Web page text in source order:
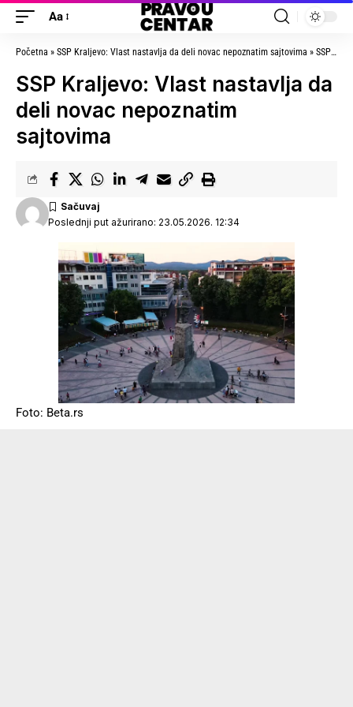
Aa
Početna » SSP Kraljevo: Vlast nastavlja da deli novac nepoznatim sajtovima » SSP Kraljevo: Vlast nastavlja da deli novac nepoznatim sajtovima
SSP Kraljevo: Vlast nastavlja da
deli novac nepoznatim
sajtovima
Poslednji put ažurirano: 23.05.2026. 12:34
Foto: Beta.rs